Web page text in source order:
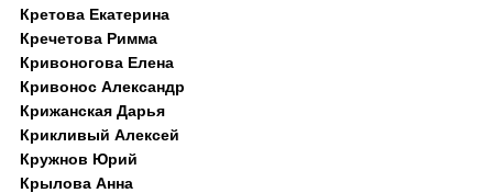
Кретова Екатерина
Кречетова Римма
Кривоногова Елена
Кривонос Александр
Крижанская Дарья
Крикливый Алексей
Кружнов Юрий
Крылова Анна